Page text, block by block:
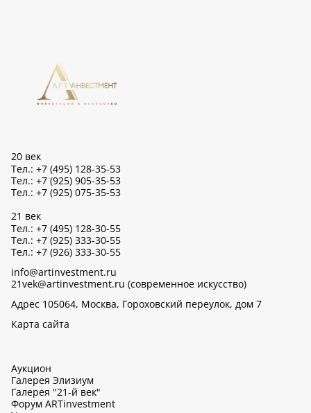
20 век
Тел.: +7 (495) 128-35-53
Тел.: +7 (925) 905-35-53
Тел.: +7 (925) 075-35-53
21 век
Тел.: +7 (495) 128-30-55
Тел.: +7 (925) 333-30-55
Тел.: +7 (926) 333-30-55
info@artinvestment.ru
21vek@artinvestment.ru (современное искусство)
Адрес 105064, Москва, Гороховский переулок, дом 7
Карта сайта
Аукцион
Галерея Элизиум
Галерея "21-й век"
Форум ARTinvestment